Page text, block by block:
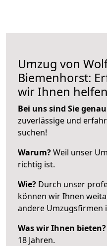
Umzug von
Biemenhorst:
wir Ihnen
Bei uns sind Sie
zuverlässige und
suchen!
Warum?Weil unser
richtig ist.
Wie? Durch unser
können wir Ihnen
andere Umzugsfirmen
Was wir Ihnen bieten?
18 Jahren.